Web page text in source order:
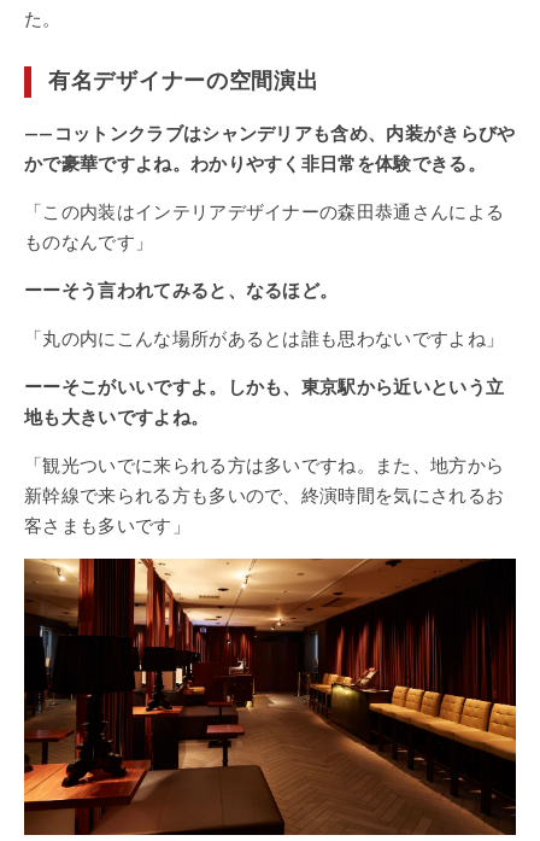
た。
有名デザイナーの空間演出
——コットンクラブはシャンデリアも含め、内装がきらびや
かで豪華ですよね。わかりやすく非日常を体験できる。
「この内装はインテリアデザイナーの森田恭通さんによる
ものなんです」
ーーそう言われてみると、なるほど。
「丸の内にこんな場所があるとは誰も思わないですよね」
ーーそこがいいですよ。しかも、東京駅から近いという立
地も大きいですよね。
「観光ついでに来られる方は多いですね。また、地方から
新幹線で来られる方も多いので、終演時間を気にされるお
客さまも多いです」